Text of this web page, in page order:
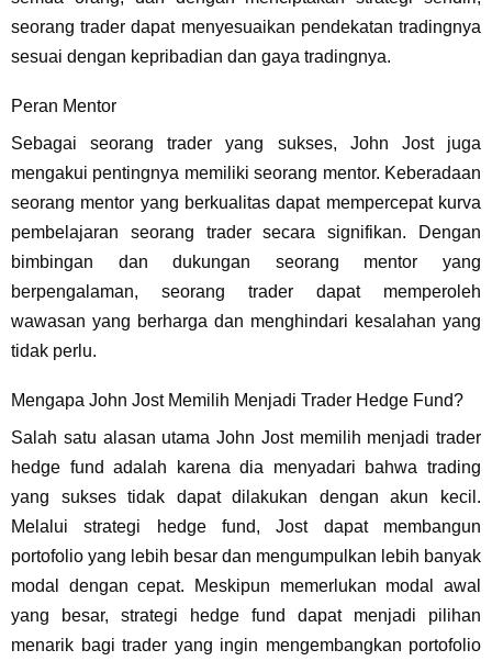
seorang trader dapat menyesuaikan pendekatan tradingnya
sesuai dengan kepribadian dan gaya tradingnya.
Peran Mentor
Sebagai seorang trader yang sukses, John Jost juga
mengakui pentingnya memiliki seorang mentor. Keberadaan
seorang mentor yang berkualitas dapat mempercepat kurva
pembelajaran seorang trader secara signifikan. Dengan
bimbingan dan dukungan seorang mentor yang
berpengalaman, seorang trader dapat memperoleh
wawasan yang berharga dan menghindari kesalahan yang
tidak perlu.
Mengapa John Jost Memilih Menjadi Trader Hedge Fund?
Salah satu alasan utama John Jost memilih menjadi trader
hedge fund adalah karena dia menyadari bahwa trading
yang sukses tidak dapat dilakukan dengan akun kecil.
Melalui strategi hedge fund, Jost dapat membangun
portofolio yang lebih besar dan mengumpulkan lebih banyak
modal dengan cepat. Meskipun memerlukan modal awal
yang besar, strategi hedge fund dapat menjadi pilihan
menarik bagi trader yang ingin mengembangkan portofolio